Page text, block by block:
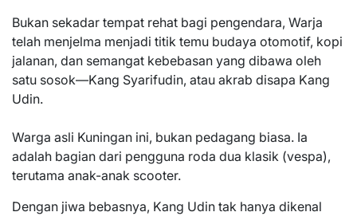
Bukan sekadar tempat rehat bagi pengendara, Warja
telah menjelma menjadi titik temu budaya otomotif, kopi
jalanan, dan semangat kebebasan yang dibawa oleh
satu sosok—Kang Syarifudin, atau akrab disapa Kang
Udin.
Warga asli Kuningan ini, bukan pedagang biasa. Ia
adalah bagian dari pengguna roda dua klasik (vespa),
terutama anak-anak scooter.
Dengan jiwa bebasnya, Kang Udin tak hanya dikenal